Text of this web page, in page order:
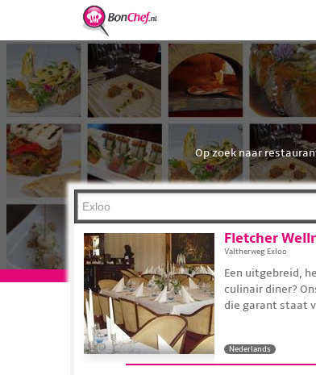
Op zoek naar
Fletcher
Valtherweg Exloo
Een uitgebreid,
culinair diner?
die garant staat
Nederlands